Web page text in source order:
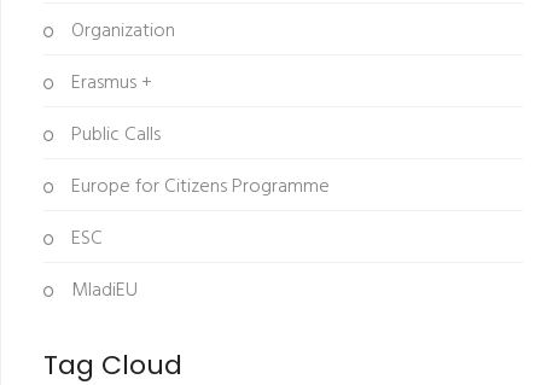
Organization
Erasmus +
Public Calls
Europe for Citizens Programme
ESC
MladiEU
Tag Cloud